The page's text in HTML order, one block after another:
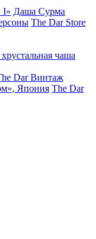
I» Даша Сурма
The Dar Store
чаша
Dar Винтаж
Япония The Dar